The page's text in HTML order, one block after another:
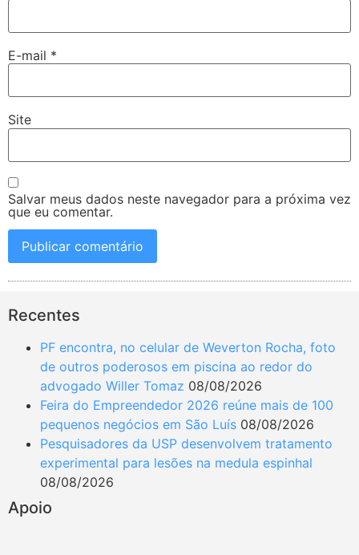
E-mail *
Site
Salvar meus dados neste navegador para a próxima vez
que eu comentar.
Recentes
PF encontra, no celular de Weverton Rocha, foto
de outros poderosos em piscina ao redor do
advogado Willer Tomaz 08/08/2026
Feira do Empreendedor 2026 reúne mais de 100
pequenos negócios em São Luís 08/08/2026
Pesquisadores da USP desenvolvem tratamento
experimental para lesões na medula espinhal
08/08/2026
Apoio